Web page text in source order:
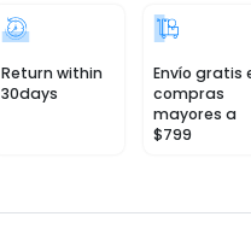
Return within
30days
Envío gratis
compras
mayores a
$799